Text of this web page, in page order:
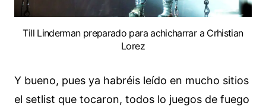
Till Linderman preparado para achicharrar a Crhistian
Lorez
Y bueno, pues ya habréis leído en mucho sitios
el setlist que tocaron, todos lo juegos de fuego